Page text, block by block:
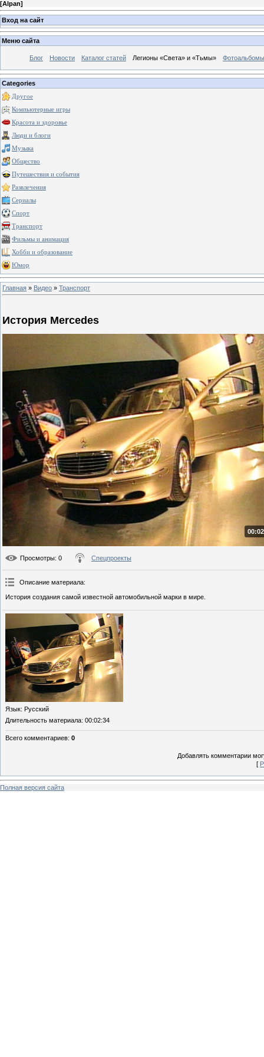
[Alpan]
Вход на сайт
Меню сайта
Блог Новости Каталог статей Легионы «Света» и «Тьмы» Фотоальбомы
Categories
Другое
Компьютерные игры
Красота и здоровье
Люди и блоги
Музыка
Общество
Путешествия и события
Развлечения
Сериалы
Спорт
Транспорт
Фильмы и анимация
Хобби и образование
Юмор
Главная » Видео » Транспорт
История Mercedes
Просмотры: 0 Спецпроекты
Описание материала:
История создания самой известной автомобильной марки в мире.
Язык: Русский
Длительность материала: 00:02:34
Всего комментариев: 0
Добавлять комментарии
[
Полная версия сайта